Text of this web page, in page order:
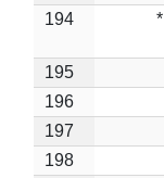
194
*
195
196
197
198